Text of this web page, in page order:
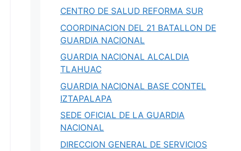
CENTRO DE SALUD REFORMA SUR
COORDINACION DEL 21 BATALLON DE
GUARDIA NACIONAL
GUARDIA NACIONAL ALCALDIA
TLAHUAC
GUARDIA NACIONAL BASE CONTEL
IZTAPALAPA
SEDE OFICIAL DE LA GUARDIA
NACIONAL
DIRECCION GENERAL DE SERVICIOS